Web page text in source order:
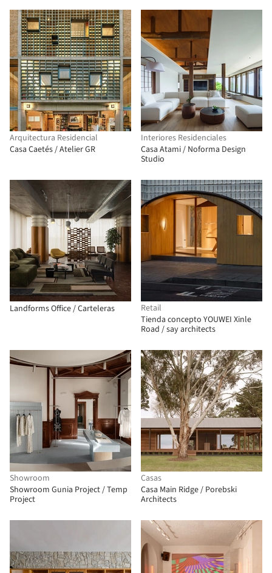
Arquitectura Residencial
Casa Caetés / Atelier GR
Interiores Residenciales
Casa Atami / Noforma Design
Studio
Landforms Office / Carteleras
Retail
Tienda concepto YOUWEI Xinle
Road / say architects
Showroom
Showroom Gunia Project / Temp
Project
Casas
Casa Main Ridge / Porebski
Architects